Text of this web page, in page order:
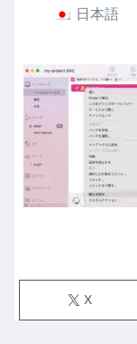
日本語
X